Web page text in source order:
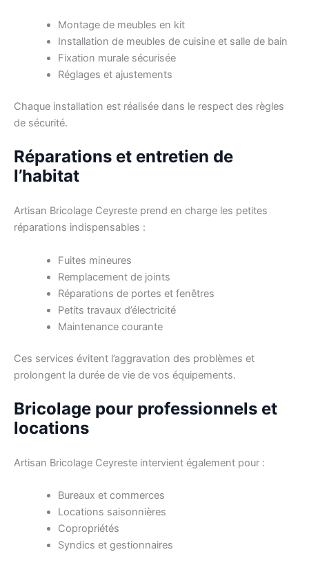
Montage de meubles en kit
Installation de meubles de cuisine et salle de bain
Fixation murale sécurisée
Réglages et ajustements
Chaque installation est réalisée dans le respect des règles
de sécurité.
Réparations et entretien de
l’habitat
Artisan Bricolage Ceyreste prend en charge les petites
réparations indispensables :
Fuites mineures
Remplacement de joints
Réparations de portes et fenêtres
Petits travaux d’électricité
Maintenance courante
Ces services évitent l’aggravation des problèmes et
prolongent la durée de vie de vos équipements.
Bricolage pour professionnels et
locations
Artisan Bricolage Ceyreste intervient également pour :
Bureaux et commerces
Locations saisonnières
Copropriétés
Syndics et gestionnaires